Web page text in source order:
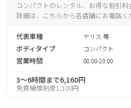
コンパクトのレンタル、お得な割引
詳細は、こちらから各店舗にお電話く
代表車種 ヤリス 等
ボディタイプ コンパクト
営業時間 08:00-20:00
3～6時間まで6,160円
免責補償制度1,100円